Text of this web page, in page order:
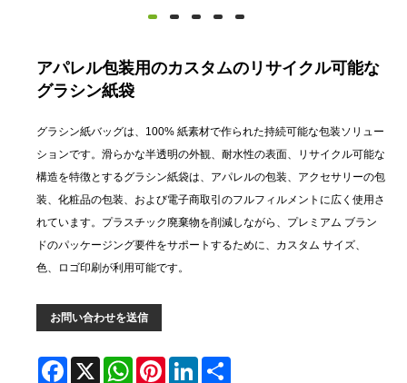
アパレル包装用のカスタムのリサイクル可能な
グラシン紙袋
グラシン紙バッグは、100% 紙素材で作られた持続可能な包装ソリュー
ションです。滑らかな半透明の外観、耐水性の表面、リサイクル可能な
構造を特徴とするグラシン紙袋は、アパレルの包装、アクセサリーの包
装、化粧品の包装、および電子商取引のフルフィルメントに広く使用さ
れています。プラスチック廃棄物を削減しながら、プレミアム ブラン
ドのパッケージング要件をサポートするために、カスタム サイズ、
色、ロゴ印刷が利用可能です。
お問い合わせを送信
Facebook
X WhatsAppPinterestLinkedIn